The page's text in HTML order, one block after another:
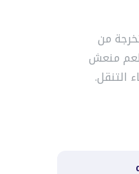
من
منعش
التنقل.